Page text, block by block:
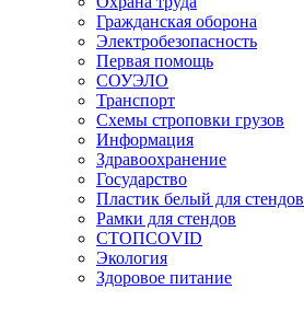
Гражданская оборона
Электробезопасность
Первая помощь
СОУЭЛО
Транспорт
Схемы строповки грузов
Информация
Здравоохранение
Государство
Пластик белый для стендов
Рамки для стендов
СТОПCOVID
Экология
Здоровое питание